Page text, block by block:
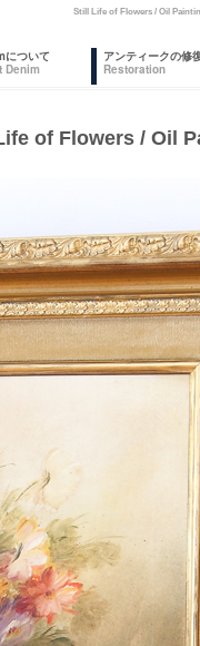
Still Life of Flowers / Oil
について
Denim
アンティークの修
Restoration
of Flowers / Oil